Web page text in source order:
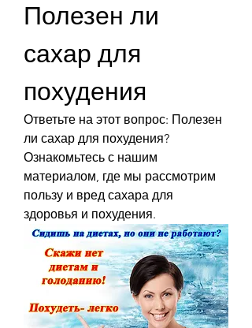
Полезен ли
сахар для
похудения
Ответьте на этот вопрос: Полезен
ли сахар для похудения?
Ознакомьтесь с нашим
материалом, где мы рассмотрим
пользу и вред сахара для
здоровья и похудения.